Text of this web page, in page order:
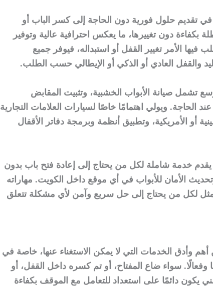
في تقديم حلول فورية دون الحاجة إلى كسر الباب أو
بكفاءة دون تغييرها، ما يعكس احترافية عالية وتوفير
فيها الأمر تغيير القفل أو استبداله، فيوفر جميع
والقفل العادي أو الذكي أو الإيطالي حسب الطلب.
تشمل صيانة الأبواب الخشبية، وتثبيت المقابض
الحاجة. ويولي اهتمامًا خاصًا لسيارات العلامات التجارية
أو الأمريكية، وتطبيق أنظمة وبرمجة دفاتر الأقفال
يقدم خدمة شاملة لكل من يحتاج إلى إعادة فتح باب بدون
الأمان للأبواب في أي موقع داخل الكويت. مهاراته
الأمثل لكل من يحتاج إلى حل سريع وآمن لأي مشكلة تتعلق
وأدق الخدمات التي لا يمكن الاستغناء عنها، خاصة في
وفعالًا. سواء ضاع المفتاح، أو تم كسره داخل القفل، أو
يكون دائمًا على استعداد للتعامل مع الموقف بكفاءة